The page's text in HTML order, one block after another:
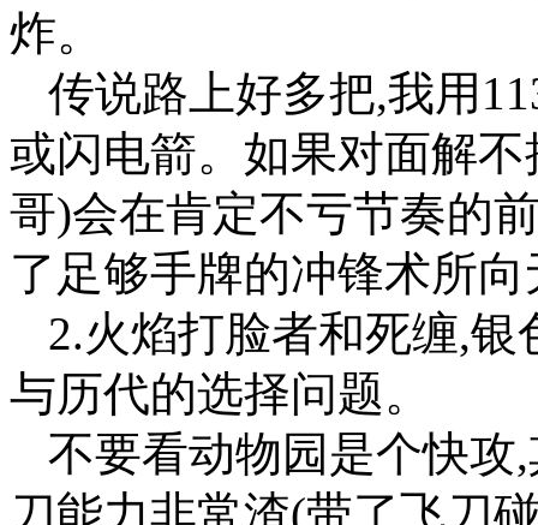
炸。
传说路上好多把,我用
或闪电箭。如果对面解
哥)会在肯定不亏节奏的
了足够手牌的冲锋术所
2.火焰打脸者和死缠,
与历代的选择问题。
不要看动物园是个快攻
刀能力非常渣(带了飞刀